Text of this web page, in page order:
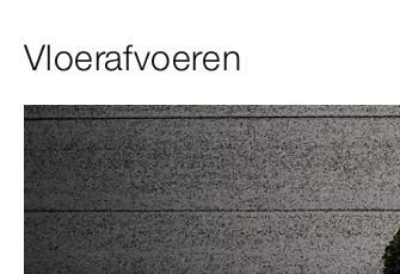
Vloerafvoeren